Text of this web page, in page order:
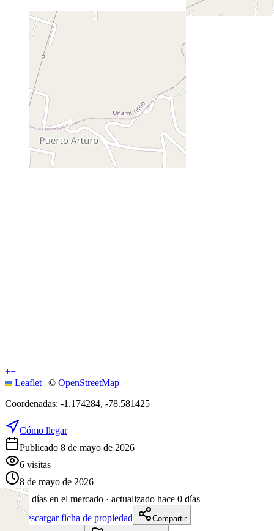
+−
Leaflet | © OpenStreetMap
Coordenadas: -1.174284, -78.581425
Cómo llegar
Publicado 8 de mayo de 2026
6 visitas
8 de mayo de 2026
89 días en el mercado · actualizado hace 0 días
Descargar ficha de propiedad
Compartir